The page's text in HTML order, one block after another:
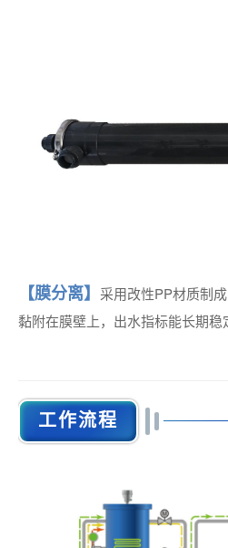
【膜分离】 采用改性PP材质制
黏附在膜壁上，出水指标能长期稳
工作流程